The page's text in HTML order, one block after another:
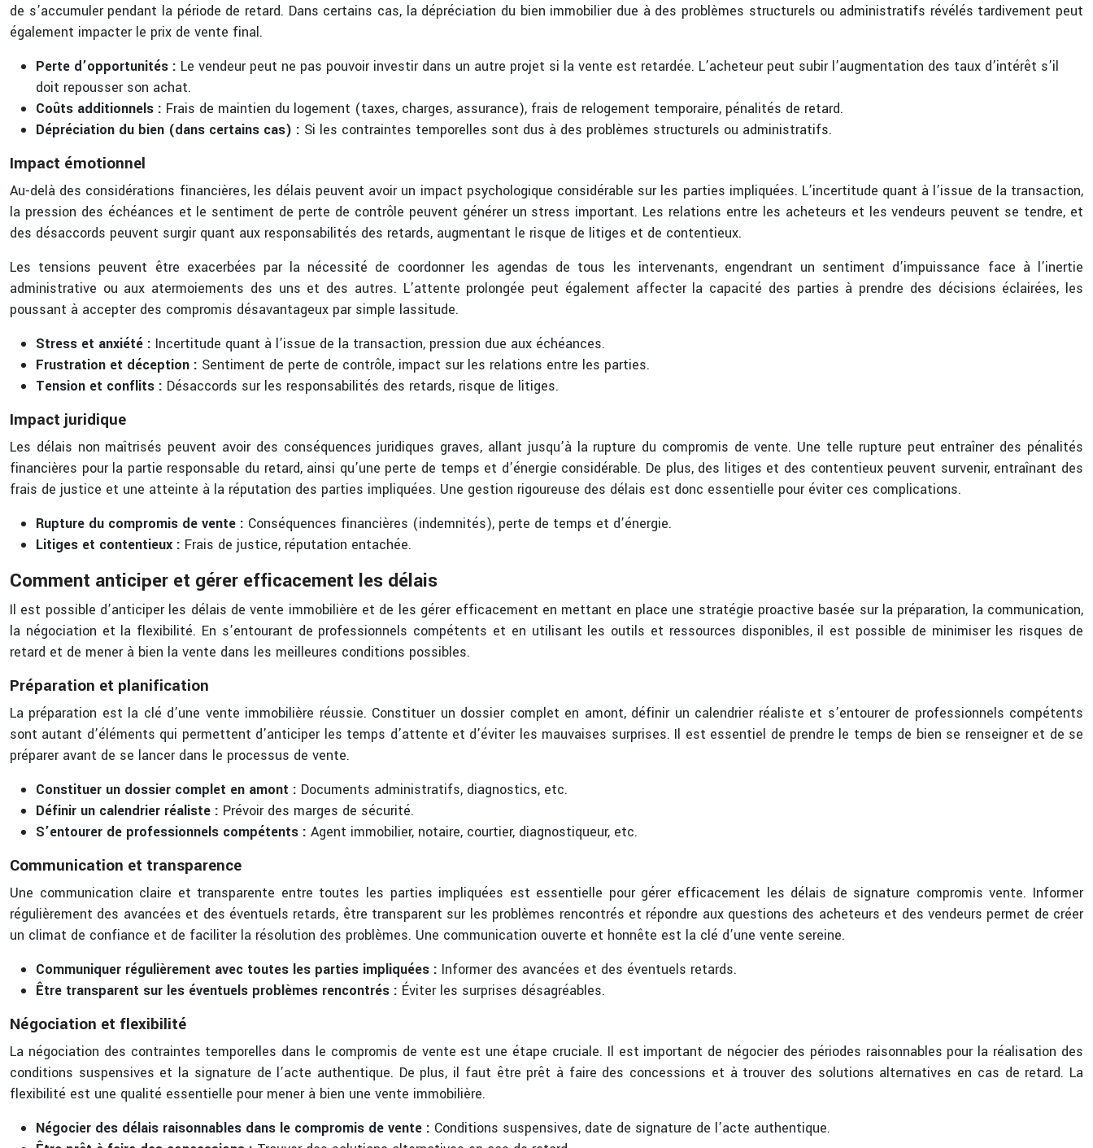
de s’accumuler pendant la période de retard. Dans certains cas, la dépréciation du bien immobilier due à des problèmes structurels ou administratifs révélés tardivement peut
également impacter le prix de vente final.
Perte d’opportunités : Le vendeur peut ne pas pouvoir investir dans un autre projet si la vente est retardée. L’acheteur peut subir l’augmentation des taux d’intérêt s’il
doit repousser son achat.
Coûts additionnels : Frais de maintien du logement (taxes, charges, assurance), frais de relogement temporaire, pénalités de retard.
Dépréciation du bien (dans certains cas) : Si les contraintes temporelles sont dus à des problèmes structurels ou administratifs.
Impact émotionnel
Au-delà des considérations financières, les délais peuvent avoir un impact psychologique considérable sur les parties impliquées. L’incertitude quant à l’issue de la transaction,
la pression des échéances et le sentiment de perte de contrôle peuvent générer un stress important. Les relations entre les acheteurs et les vendeurs peuvent se tendre, et
des désaccords peuvent surgir quant aux responsabilités des retards, augmentant le risque de litiges et de contentieux.
Les tensions peuvent être exacerbées par la nécessité de coordonner les agendas de tous les intervenants, engendrant un sentiment d’impuissance face à l’inertie
administrative ou aux atermoiements des uns et des autres. L’attente prolongée peut également affecter la capacité des parties à prendre des décisions éclairées, les
poussant à accepter des compromis désavantageux par simple lassitude.
Stress et anxiété : Incertitude quant à l’issue de la transaction, pression due aux échéances.
Frustration et déception : Sentiment de perte de contrôle, impact sur les relations entre les parties.
Tension et conflits : Désaccords sur les responsabilités des retards, risque de litiges.
Impact juridique
Les délais non maîtrisés peuvent avoir des conséquences juridiques graves, allant jusqu’à la rupture du compromis de vente. Une telle rupture peut entraîner des pénalités
financières pour la partie responsable du retard, ainsi qu’une perte de temps et d’énergie considérable. De plus, des litiges et des contentieux peuvent survenir, entraînant des
frais de justice et une atteinte à la réputation des parties impliquées. Une gestion rigoureuse des délais est donc essentielle pour éviter ces complications.
Rupture du compromis de vente : Conséquences financières (indemnités), perte de temps et d’énergie.
Litiges et contentieux : Frais de justice, réputation entachée.
Comment anticiper et gérer efficacement les délais
Il est possible d’anticiper les délais de vente immobilière et de les gérer efficacement en mettant en place une stratégie proactive basée sur la préparation, la communication,
la négociation et la flexibilité. En s’entourant de professionnels compétents et en utilisant les outils et ressources disponibles, il est possible de minimiser les risques de
retard et de mener à bien la vente dans les meilleures conditions possibles.
Préparation et planification
La préparation est la clé d’une vente immobilière réussie. Constituer un dossier complet en amont, définir un calendrier réaliste et s’entourer de professionnels compétents
sont autant d’éléments qui permettent d’anticiper les temps d’attente et d’éviter les mauvaises surprises. Il est essentiel de prendre le temps de bien se renseigner et de se
préparer avant de se lancer dans le processus de vente.
Constituer un dossier complet en amont : Documents administratifs, diagnostics, etc.
Définir un calendrier réaliste : Prévoir des marges de sécurité.
S’entourer de professionnels compétents : Agent immobilier, notaire, courtier, diagnostiqueur, etc.
Communication et transparence
Une communication claire et transparente entre toutes les parties impliquées est essentielle pour gérer efficacement les délais de signature compromis vente. Informer
régulièrement des avancées et des éventuels retards, être transparent sur les problèmes rencontrés et répondre aux questions des acheteurs et des vendeurs permet de créer
un climat de confiance et de faciliter la résolution des problèmes. Une communication ouverte et honnête est la clé d’une vente sereine.
Communiquer régulièrement avec toutes les parties impliquées : Informer des avancées et des éventuels retards.
Être transparent sur les éventuels problèmes rencontrés : Éviter les surprises désagréables.
Négociation et flexibilité
La négociation des contraintes temporelles dans le compromis de vente est une étape cruciale. Il est important de négocier des périodes raisonnables pour la réalisation des
conditions suspensives et la signature de l’acte authentique. De plus, il faut être prêt à faire des concessions et à trouver des solutions alternatives en cas de retard. La
flexibilité est une qualité essentielle pour mener à bien une vente immobilière.
Négocier des délais raisonnables dans le compromis de vente : Conditions suspensives, date de signature de l’acte authentique.